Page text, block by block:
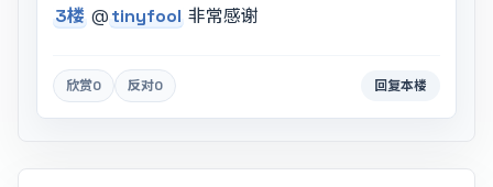
3楼@tinyfool 非常感谢
欣赏0 反对0 回复本楼